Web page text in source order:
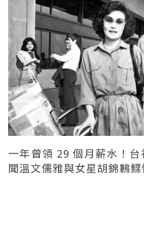
一年曾領 29 個月薪水！
聞溫文儒雅與女星胡錦鶼